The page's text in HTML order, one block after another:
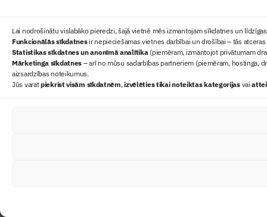
Lai nodrošinātu vislabāko pieredzi, šajā vietnē mēs izmantojam sīkdatnes un
Funkcionālās sīkdatnesir nepieciešamas vietnes darbībai un drošībai – tās
Statistikas sīkdatnes un anonīmā analītika(piemēram, izmantojot privātumam
Mārketinga sīkdatnes – arī no mūsu sadarbības partneriem (piemēram, hostinga,
aizsardzības noteikumus.
Jūs varatpiekrist visām sīkdatnēm,izvēlēties tikai noteiktas kategorijasvai